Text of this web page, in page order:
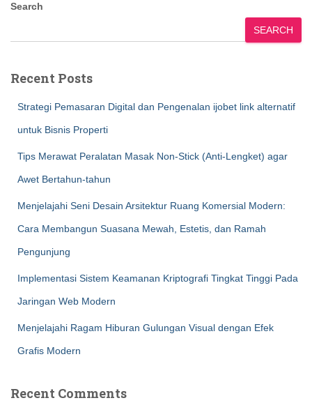
Search
SEARCH
Recent Posts
Strategi Pemasaran Digital dan Pengenalan ijobet link alternatif
untuk Bisnis Properti
Tips Merawat Peralatan Masak Non-Stick (Anti-Lengket) agar
Awet Bertahun-tahun
Menjelajahi Seni Desain Arsitektur Ruang Komersial Modern:
Cara Membangun Suasana Mewah, Estetis, dan Ramah
Pengunjung
Implementasi Sistem Keamanan Kriptografi Tingkat Tinggi Pada
Jaringan Web Modern
Menjelajahi Ragam Hiburan Gulungan Visual dengan Efek
Grafis Modern
Recent Comments